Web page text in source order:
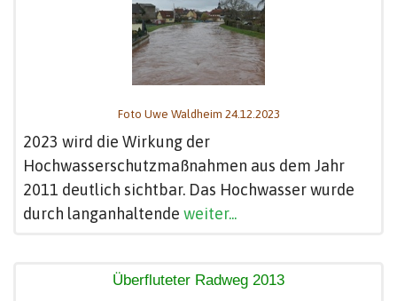
Foto Uwe Waldheim 24.12.2023
2023 wird die Wirkung der
Hochwasserschutzmaßnahmen aus dem Jahr
2011 deutlich sichtbar. Das Hochwasser wurde
durch langanhaltende weiter...
Überfluteter Radweg 2013